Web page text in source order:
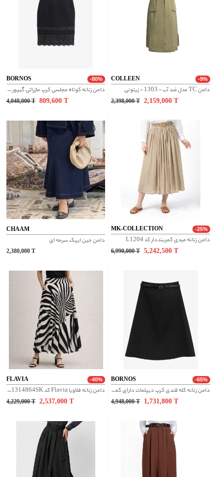
BORNOS -80%
دامن زنانه کوتاه مجلسی کرپ مازراتی گیپور دار کلاسیک طنین مشکی
4,048,000 T 809,600
COLLEEN -9%
دامن TC مدل ضد آب - 1303 - زیتونی
2,398,000 T 2,159,000
CHAAM
دامن جین ایپک سرمه ای
2,380,000
MK-COLLECTION -25%
دامن زنانه میدی کمربنددار کد L1204
6,990,000 T 5,242,500
FLAVIA -40%
دامن زنانه فلاویا Flavia کد W1314864SK
4,229,000 T 2,537,000
BORNOS -65%
دامن زنانه کله قندی کرپ دیپلمات دارای کمربند کلاسیک الهه مشکی
4,948,000 T 1,731,800